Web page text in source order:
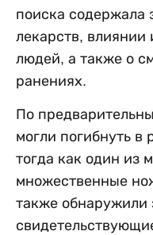
поиска содержала
лекарств, влиянии
людей, а также о
ранениях.
По
могли погибнуть в
тогда как один из
множественные
также